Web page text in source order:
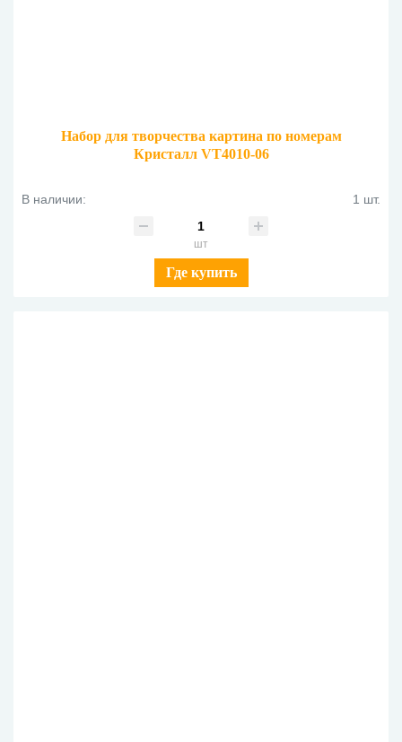
Набор для творчества картина по номерам
Кристалл VT4010-06
В наличии: 1 шт.
шт
Где купить